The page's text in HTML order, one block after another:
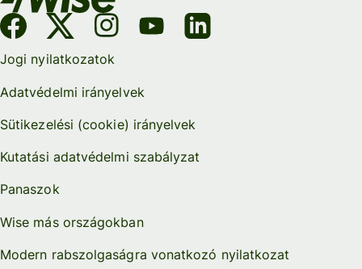
Jogi nyilatkozatok
Adatvédelmi irányelvek
Sütikezelési (cookie) irányelvek
Kutatási adatvédelmi szabályzat
Panaszok
Wise más országokban
Modern rabszolgaságra vonatkozó nyilatkozat